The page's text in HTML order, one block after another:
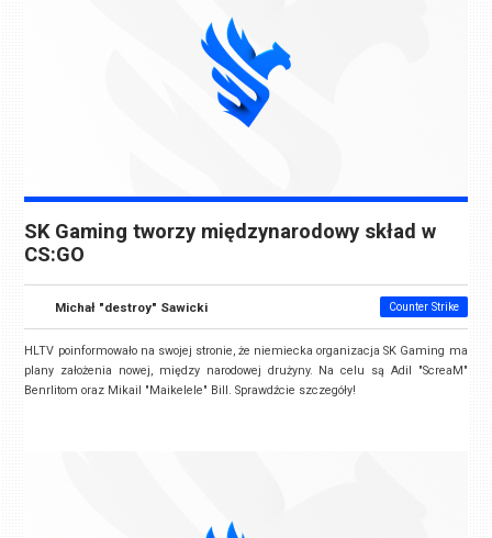
SK Gaming tworzy międzynarodowy skład w
CS:GO
Michał "destroy" Sawicki Counter Strike
HLTV poinformowało na swojej stronie, że niemiecka organizacjaSK Gaming ma
plany założenia nowej, między narodowej drużyny. Na celu są Adil "ScreaM"
Benrlitomoraz Mikail "Maikelele" Bill . Sprawdźcie szczegóły!